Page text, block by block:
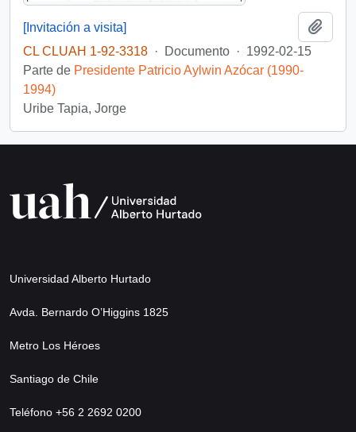
[Invitación a visita]
CL CLUAH 1-92-3318 · Documento · 1992-02-15
Parte de Presidente Patricio Aylwin Azócar (1990-
1994)
Uribe Tapia, Jorge
Universidad Alberto Hurtado
Avda. Bernardo O’Higgins 1825
Metro Los Héroes
Santiago de Chile
Teléfono +56 2 2692 0200